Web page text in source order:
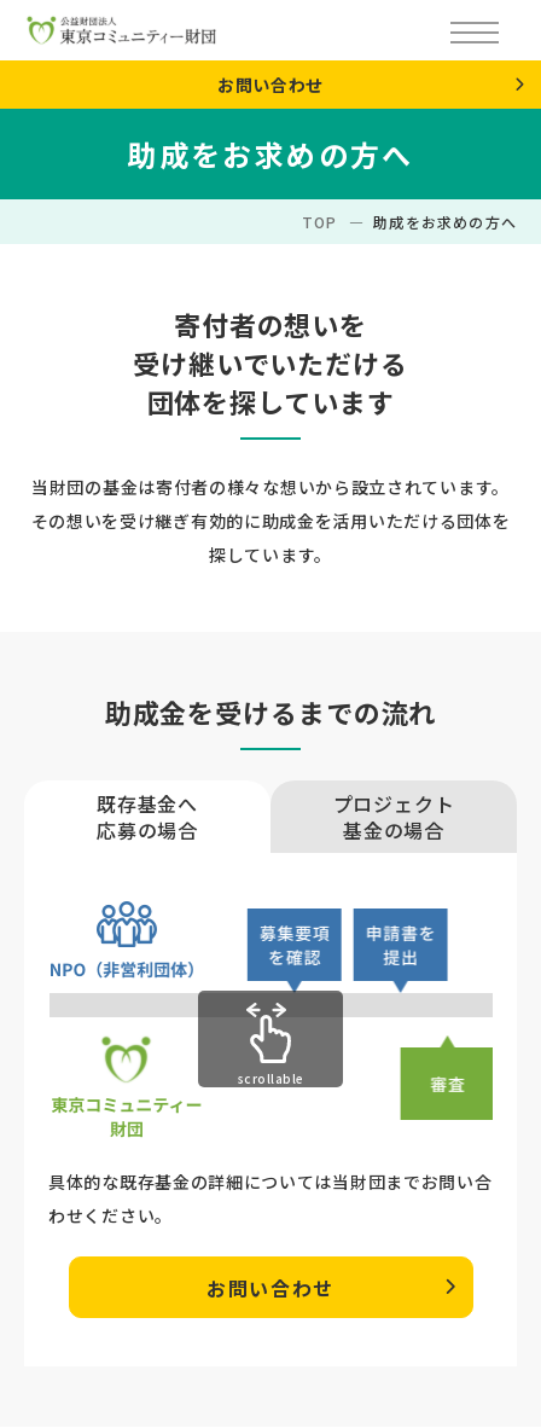
お問い合わせ
助成をお求めの方へ
TOP 助成をお求めの方へ
寄付者の想いを
受け継いでいただける
団体を探しています
当財団の基金は寄付者の様々な想いから設立されています。
その想いを受け継ぎ有効的に助成金を活用いただける団体を
探しています。
助成金を受けるまでの流れ
既存基金へ
応募の場合
プロジェクト
基金の場合
scrollable
具体的な既存基金の詳細については当財団までお問い合
わせください。
お問い合わせ